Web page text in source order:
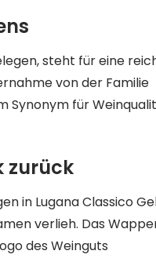
steht für eine
von der Familie
Synonym für
zurück
in Lugana Classico
verlieh. Das
des Weinguts